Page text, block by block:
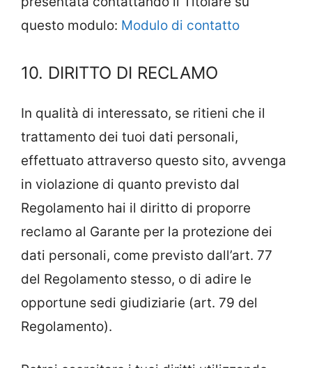
questo modulo: Modulo di contatto
10. DIRITTO DI RECLAMO
In qualità di interessato, se ritieni che il
trattamento dei tuoi dati personali,
effettuato attraverso questo sito, avvenga
in violazione di quanto previsto dal
Regolamento hai il diritto di proporre
reclamo al Garante per la protezione dei
dati personali, come previsto dall’art. 77
del Regolamento stesso, o di adire le
opportune sedi giudiziarie (art. 79 del
Regolamento).